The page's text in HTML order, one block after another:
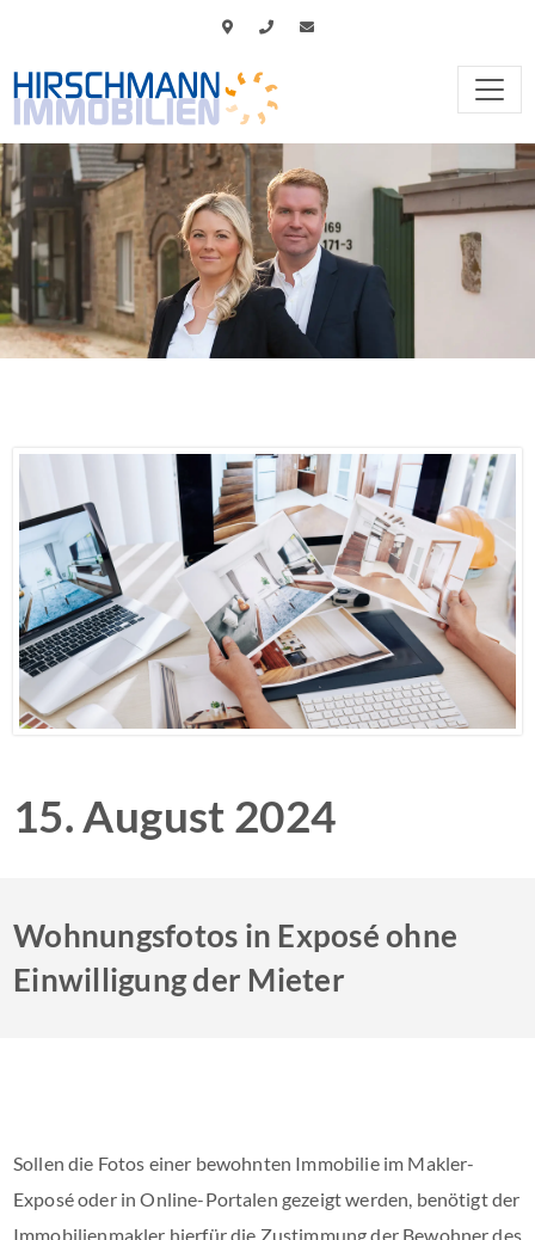
15. August 2024
Wohnungsfotos in Exposé ohne
Einwilligung der Mieter
Sollen die Fotos einer bewohnten Immobilie im Makler-
Exposé oder in Online-Portalen gezeigt werden, benötigt der
Immobilienmakler hierfür die Zustimmung der Bewohner des